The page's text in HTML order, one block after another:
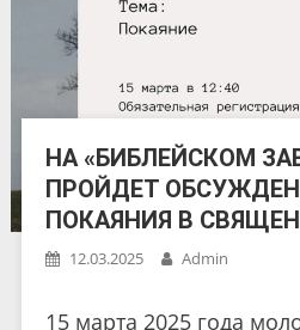
НА «БИБЛЕЙСКОМ
ПРОЙДЕТ
ПОКАЯНИЯ В
12.03.2025 Admin
15 марта 2025 года